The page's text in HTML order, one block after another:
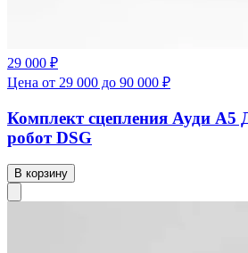
29 000 ₽
Цена от 29 000 до 90 000 ₽
Комплект сцепления Ауди
робот DSG
В корзину